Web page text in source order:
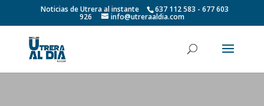
Noticias de Utrera al instante 637 112 583 - 677 603
926 info@utreraaldia.com